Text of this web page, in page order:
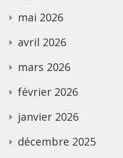
mai 2026
avril 2026
mars 2026
février 2026
janvier 2026
décembre 2025